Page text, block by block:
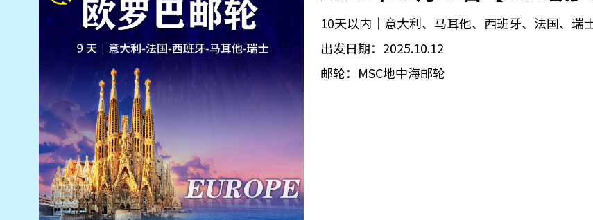
10天以内｜意大利、马耳他、西班牙、法国、瑞
出发日期：2025.10.12
邮轮：MSC地中海邮轮